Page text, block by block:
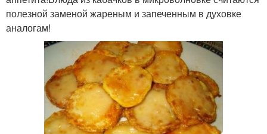
полезной заменой жареным и запеченным в духовке
аналогам!